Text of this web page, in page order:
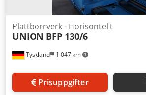
Tyskland 1 047 km
Plattborrverk - Horisontellt
UNION BFP 130/6
Prisuppgifter